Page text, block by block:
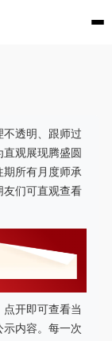
透明、跟师过
观展现腾盛圆
期所有月度师承
友们可直观查看
开即可查看当
示内容。每一次